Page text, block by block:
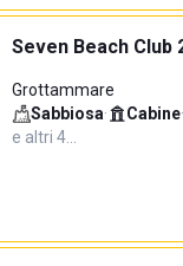
Seven Beach Club
Grottammare
Sabbiosa· Cabine·
e altri 4…